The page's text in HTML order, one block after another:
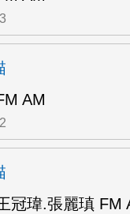
AM
冠瑋.張麗瑱 FM